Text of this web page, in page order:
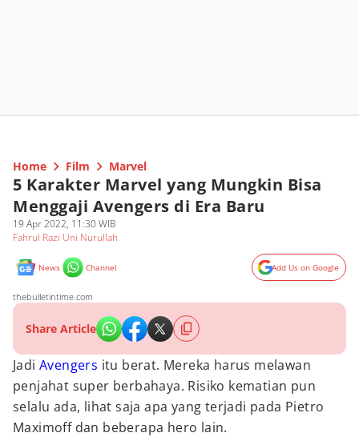
Home Film Marvel
5 Karakter Marvel yang Mungkin Bisa
Menggaji Avengers di Era Baru
19 Apr 2022, 11:30 WIB
Fahrul Razi Uni Nurullah
News Channel Add Us on Google
thebulletintime.com
Share Article
Jadi Avengers itu berat. Mereka harus melawan
penjahat super berbahaya. Risiko kematian pun
selalu ada, lihat saja apa yang terjadi pada Pietro
Maximoff dan beberapa hero lain.